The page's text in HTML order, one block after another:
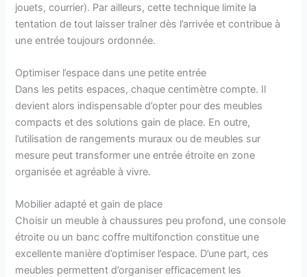
jouets, courrier). Par ailleurs, cette technique limite la
tentation de tout laisser traîner dès l’arrivée et contribue à
une entrée toujours ordonnée.
Optimiser l’espace dans une petite entrée
Dans les petits espaces, chaque centimètre compte. Il
devient alors indispensable d’opter pour des meubles
compacts et des solutions gain de place. En outre,
l’utilisation de rangements muraux ou de meubles sur
mesure peut transformer une entrée étroite en zone
organisée et agréable à vivre.
Mobilier adapté et gain de place
Choisir un meuble à chaussures peu profond, une console
étroite ou un banc coffre multifonction constitue une
excellente manière d’optimiser l’espace. D’une part, ces
meubles permettent d’organiser efficacement les